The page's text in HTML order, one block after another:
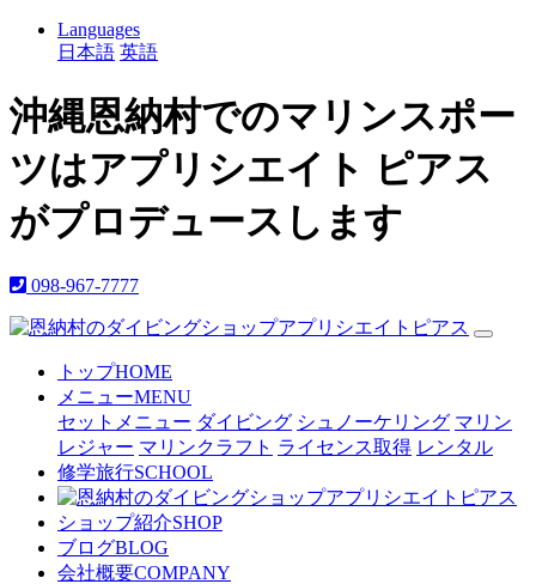
Languages
日本語 英語
沖縄恩納村でのマリンスポー
ツはアプリシエイト ピアス
がプロデュースします
098-967-7777
トップHOME
メニューMENU
セットメニュー ダイビング シュノーケリング マリン
レジャー マリンクラフト ライセンス取得 レンタル
修学旅行SCHOOL
ショップ紹介SHOP
ブログBLOG
会社概要COMPANY